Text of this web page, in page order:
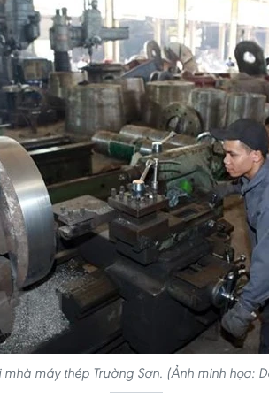
mhà máy thép Trường Sơn. (Ảnh minh họa: